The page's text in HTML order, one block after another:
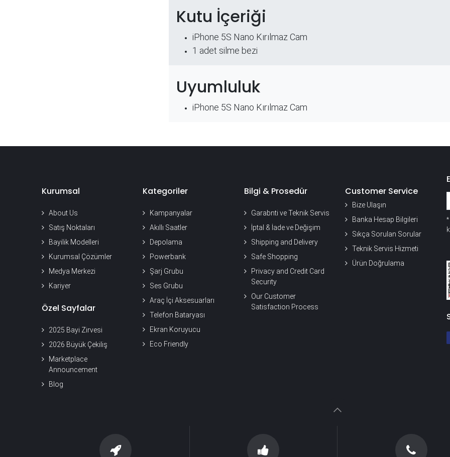
Kutu İçeriği
iPhone 5S Nano Kırılmaz Cam
​1 adet silme bezi
Uyumluluk
iPhone 5S Nano Kırılmaz Cam
Kurumsal
About Us
Satış Noktaları
Bayilik Modelleri
Kurumsal Çözümler
Medya Merkezi
Kariyer
Özel Sayfalar
2025 Bayi Zirvesi
2026 Büyük Çekiliş
Marketplace
Announcement
Blog
Kategoriler
Kampanyalar
Akıllı Saatler
Depolama
Powerbank
Şarj Grubu
Ses Grubu
Araç İçi Aksesuarları
Telefon Bataryası
Ekran Koruyucu
Eco Friendly
Bilgi & Prosedür
Garabnti ve Teknik Servis
İptal & İade ve Değişim
Shipping and Delivery
Safe Shopping
Privacy and Credit Card
Security
Our Customer
Satisfaction Process
Customer Service
Bize Ulaşın
Banka Hesap Bilgileri
Sıkça Sorulan Sorular
Teknik Servis Hizmeti
Ürün Doğrulama
*